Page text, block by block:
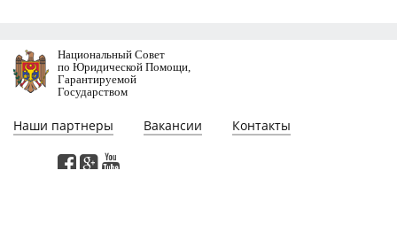
Национальный Совет
по Юридической Помощи,
Гарантируемой
Государством
Наши партнеры Вакансии Контакты